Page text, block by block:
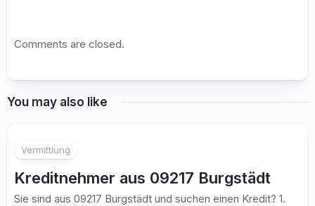
Comments are closed.
You may also like
Vermittlung
Kreditnehmer aus 09217 Burgstädt
Sie sind aus 09217 Burgstädt und suchen einen Kredit? 1.